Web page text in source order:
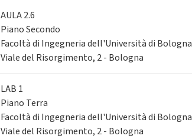
AULA 2.6
Piano Secondo
Facoltà di Ingegneria dell'Università di Bologna
Viale del Risorgimento, 2 - Bologna
LAB 1
Piano Terra
Facoltà di Ingegneria dell'Università di Bologna
Viale del Risorgimento, 2 - Bologna